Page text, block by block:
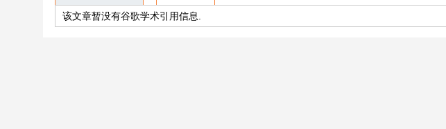
该文章暂没有谷歌学术引用信息.